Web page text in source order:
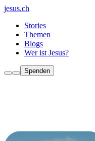
jesus.ch
Stories
Themen
Blogs
Wer ist Jesus?
Spenden